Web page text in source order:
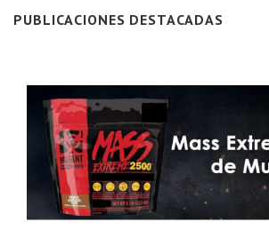
PUBLICACIONES DESTACADAS